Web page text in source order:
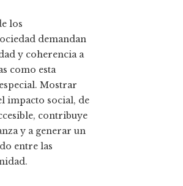
los
demandan
y coherencia a
como esta
Mostrar
impacto social, de
contribuye
y a generar un
entre las